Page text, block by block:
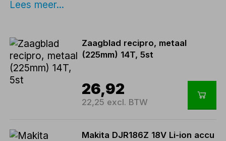
Lees meer...
Zaagblad recipro, metaal
(225mm) 14T, 5st
26,92
22,25 excl. BTW
Makita DJR186Z 18V Li-ion accu